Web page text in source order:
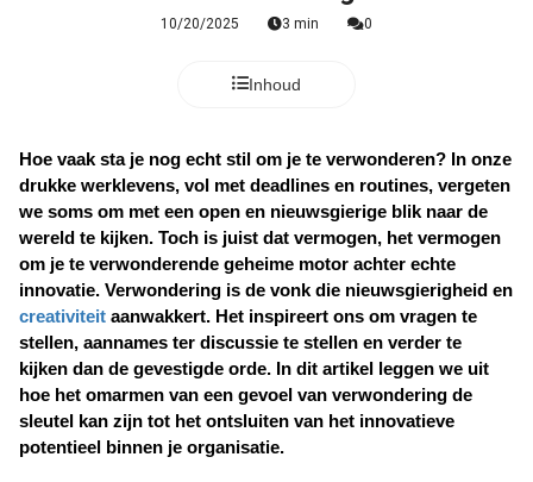
10/20/2025 3 min 0
Inhoud
Hoe vaak sta je nog echt stil om je te verwonderen? In onze
drukke werklevens, vol met deadlines en routines, vergeten
we soms om met een open en nieuwsgierige blik naar de
wereld te kijken. Toch is juist dat vermogen, het vermogen
om je te verwonderende geheime motor achter echte
creativiteit aanwakkert. Het inspireert ons om vragen te
stellen, aannames ter discussie te stellen en verder te
kijken dan de gevestigde orde. In dit artikel leggen we uit
hoe het omarmen van een gevoel van verwondering de
sleutel kan zijn tot het ontsluiten van het innovatieve
potentieel binnen je organisatie.